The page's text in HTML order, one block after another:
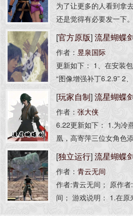
为了让更多的人看到拿
还是觉得有必要发一下。
[官方原版]流星蝴蝶
完整版
作者： 昱泉国际
更新如下： 1、在安装
“图像增强补丁6.2.9” 2
包中集成“人物全开选项”
决不能选择单机任务和局
问题 4、集成简体中文、
文安装 安装程序非昱泉
作，为流星资源网打包
修改。 此版本等同于：
整版 + 1.07.16升级补丁
16升级补丁。
[玩家自制]流星蝴蝶
高清无损版
作者： 张大侠
6.22更新如下： 1.为冷
凰，高寄萍三位女角色
语音，包括招式，挑衅
2.为所有角色添加受击反
（挨打音效）。 3.优化部
图，特效，语音效果。
角色仅限主机开房
[独立运行]流星蝴蝶
听雪(光影增强版)
作者： 青云无间
作者:青云无间； 原作
间； 游戏说明： 1.在原
无间大佬的版本基础上